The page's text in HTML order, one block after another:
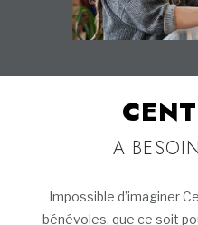
A
Impossible d’imaginer
bénévoles, que ce soit